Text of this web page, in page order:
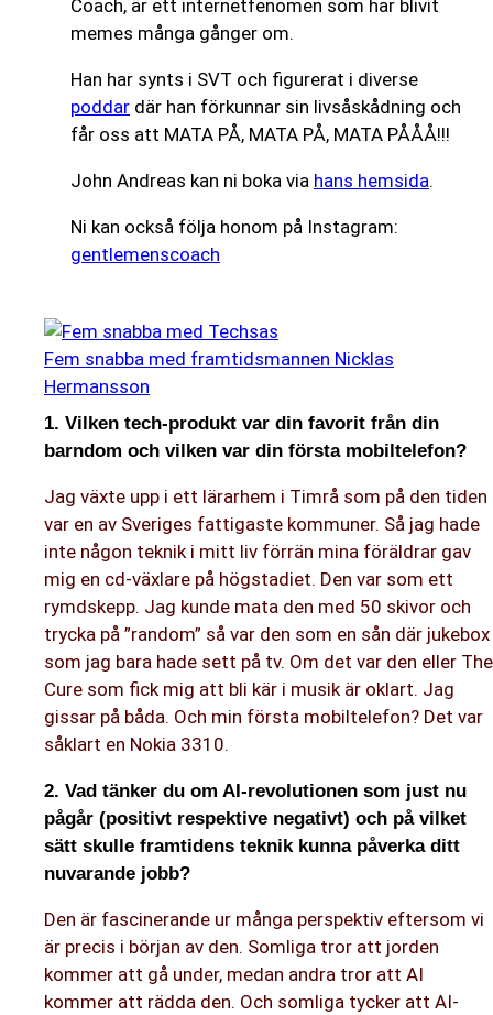
Coach, är ett internetfenomen som har blivit
memes många gånger om.
Han har synts i SVT och figurerat i diverse
poddar där han förkunnar sin livsåskådning och
får oss att MATA PÅ, MATA PÅ, MATA PÅÅÅ!!!
John Andreas kan ni boka via hans hemsida.
Ni kan också följa honom på Instagram:
gentlemenscoach
Fem snabba med framtidsmannen Nicklas
Hermansson
1. Vilken tech-produkt var din favorit från din
barndom och vilken var din första mobiltelefon?
Jag växte upp i ett lärarhem i Timrå som på den tiden
var en av Sveriges fattigaste kommuner. Så jag hade
inte någon teknik i mitt liv förrän mina föräldrar gav
mig en cd-växlare på högstadiet. Den var som ett
rymdskepp. Jag kunde mata den med 50 skivor och
trycka på ”random” så var den som en sån där jukebox
som jag bara hade sett på tv. Om det var den eller The
Cure som fick mig att bli kär i musik är oklart. Jag
gissar på båda. Och min första mobiltelefon? Det var
såklart en Nokia 3310.
2. Vad tänker du om AI-revolutionen som just nu
pågår (positivt respektive negativt) och på vilket
sätt skulle framtidens teknik kunna påverka ditt
nuvarande jobb?
Den är fascinerande ur många perspektiv eftersom vi
är precis i början av den. Somliga tror att jorden
kommer att gå under, medan andra tror att AI
kommer att rädda den. Och somliga tycker att AI-